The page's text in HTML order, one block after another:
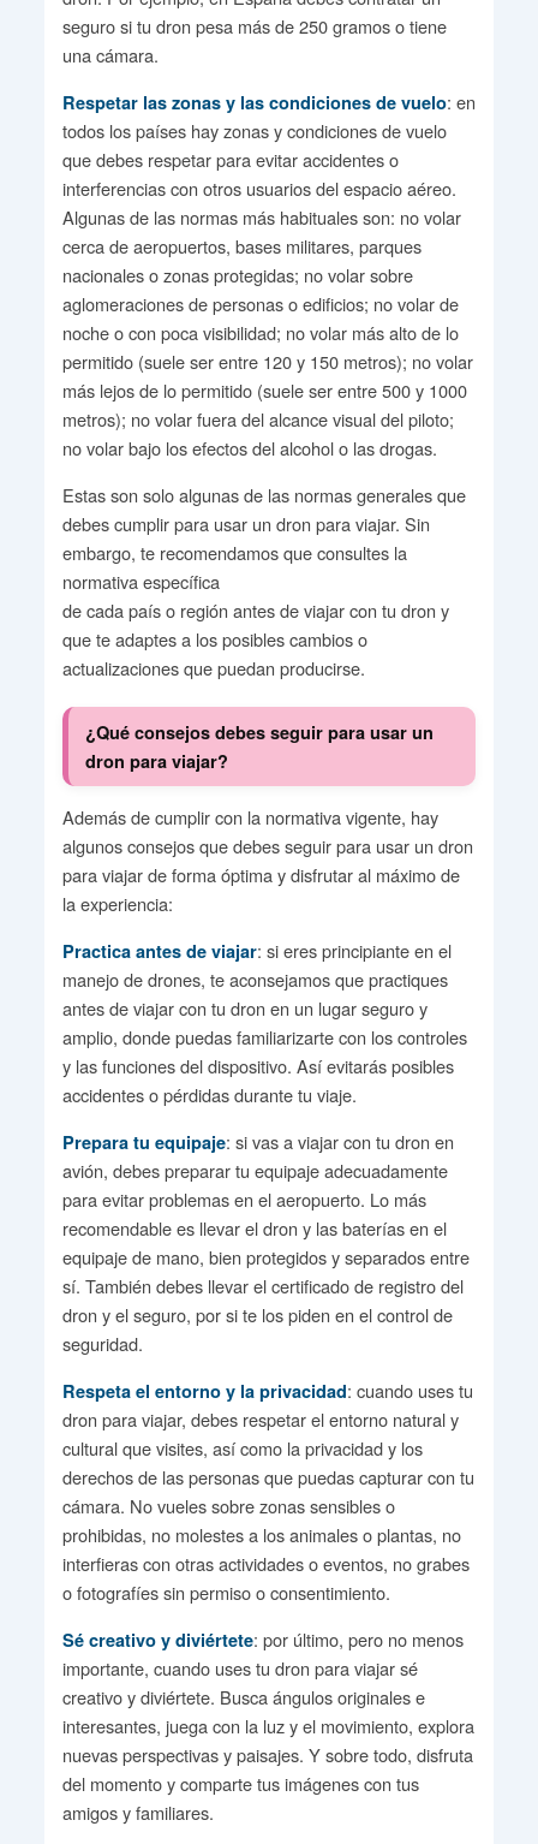
seguro si tu dron pesa más de 250 gramos o tiene
una cámara.
Respetar las zonas y las condiciones de vuelo: en
todos los países hay zonas y condiciones de vuelo
que debes respetar para evitar accidentes o
interferencias con otros usuarios del espacio aéreo.
Algunas de las normas más habituales son: no volar
cerca de aeropuertos, bases militares, parques
nacionales o zonas protegidas; no volar sobre
aglomeraciones de personas o edificios; no volar de
noche o con poca visibilidad; no volar más alto de lo
permitido (suele ser entre 120 y 150 metros); no volar
más lejos de lo permitido (suele ser entre 500 y 1000
metros); no volar fuera del alcance visual del piloto;
no volar bajo los efectos del alcohol o las drogas.
Estas son solo algunas de las normas generales que
debes cumplir para usar un dron para viajar. Sin
embargo, te recomendamos que consultes la
normativa específica
de cada país o región antes de viajar con tu dron y
que te adaptes a los posibles cambios o
actualizaciones que puedan producirse.
¿Qué consejos debes seguir para usar un
dron para viajar?
Además de cumplir con la normativa vigente, hay
algunos consejos que debes seguir para usar un dron
para viajar de forma óptima y disfrutar al máximo de
la experiencia:
Practica antes de viajar: si eres principiante en el
manejo de drones, te aconsejamos que practiques
antes de viajar con tu dron en un lugar seguro y
amplio, donde puedas familiarizarte con los controles
y las funciones del dispositivo. Así evitarás posibles
accidentes o pérdidas durante tu viaje.
Prepara tu equipaje: si vas a viajar con tu dron en
avión, debes preparar tu equipaje adecuadamente
para evitar problemas en el aeropuerto. Lo más
recomendable es llevar el dron y las baterías en el
equipaje de mano, bien protegidos y separados entre
sí. También debes llevar el certificado de registro del
dron y el seguro, por si te los piden en el control de
seguridad.
Respeta el entorno y la privacidad: cuando uses tu
dron para viajar, debes respetar el entorno natural y
cultural que visites, así como la privacidad y los
derechos de las personas que puedas capturar con tu
cámara. No vueles sobre zonas sensibles o
prohibidas, no molestes a los animales o plantas, no
interfieras con otras actividades o eventos, no grabes
o fotografíes sin permiso o consentimiento.
Sé creativo y diviértete: por último, pero no menos
importante, cuando uses tu dron para viajar sé
creativo y diviértete. Busca ángulos originales e
interesantes, juega con la luz y el movimiento, explora
nuevas perspectivas y paisajes. Y sobre todo, disfruta
del momento y comparte tus imágenes con tus
amigos y familiares.